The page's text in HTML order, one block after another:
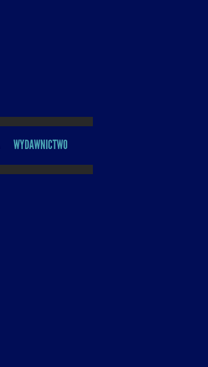
WYDAWNICTWO